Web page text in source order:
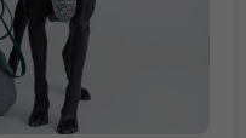
Konieczne
Te pliki cookie
nie są
opcjonalne. Są
one potrzebne